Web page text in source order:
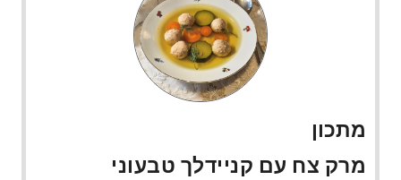
מתכון
מרק צח עם קניידלך טבעוני